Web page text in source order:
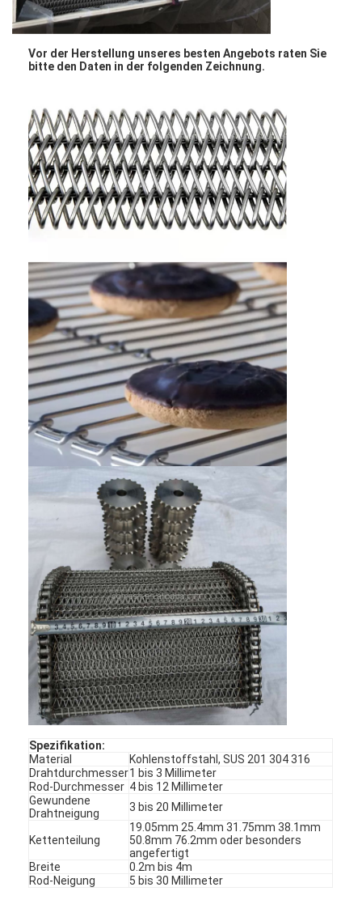
Startseite
Über uns
Fabrik Tour
Qualitätskontrolle
Kontakt
Vor der Herstellung unseres besten Angebots raten Sie
bitte den Daten in der folgenden Zeichnung.
Spezifikation:
Material
Kohlenstoffstahl, SUS 201 304 316
Drahtdurchmesser1 bis 3 Millimeter
Rod-Durchmesser 4 bis 12 Millimeter
Gewundene
Drahtneigung
3 bis 20 Millimeter
Kettenteilung
19.05mm 25.4mm 31.75mm 38.1mm
50.8mm 76.2mm oder besonders
angefertigt
Breite
0.2m bis 4m
Rod-Neigung
5 bis 30 Millimeter